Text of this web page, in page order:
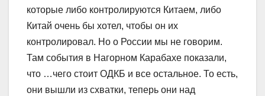
которые либо контролируются Китаем, либо
Китай очень бы хотел, чтобы он их
контролировал. Но о России мы не говорим.
Там события в Нагорном Карабахе показали,
что …чего стоит ОДКБ и все остальное. То есть,
они вышли из схватки, теперь они над